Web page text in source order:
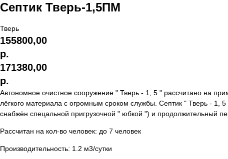
Септик Тверь-1,5ПМ
Тверь
155800,00
р.
171380,00
р.
Автономное очистное сооружение " Тверь - 1, 5 " рассчитано на
лёгкого материала с огромным сроком службы. Септик " Тверь - 1,
снабжён спецальной пригрузочной " юбкой ") и продолжительный
Рассчитан на кол-во человек: до 7 человек
Производительность: 1.2 м3/сутки